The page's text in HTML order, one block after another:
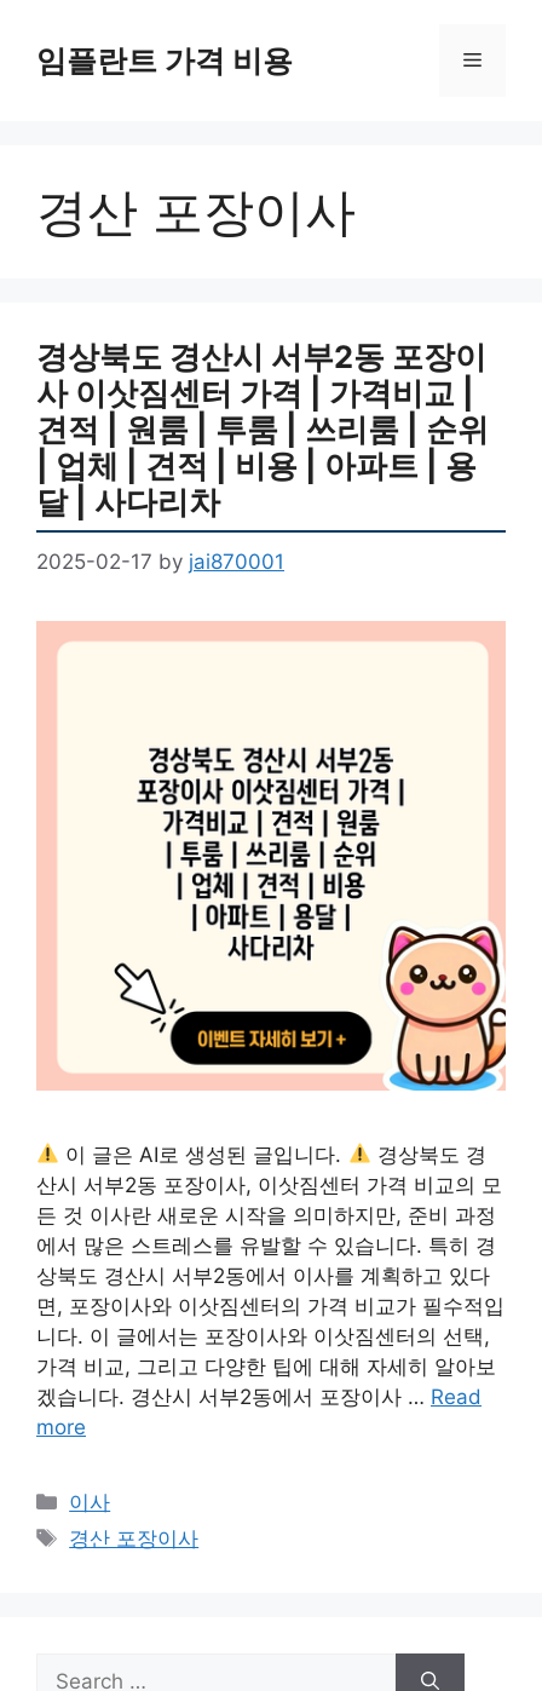
content임플란트 가격 비용 Menu
경산 포장이사
경상북도 경산시 서부2동 포장이
사 이삿짐센터 가격 | 가격비교 |
견적 | 원룸 | 투룸 | 쓰리룸 | 순위
| 업체 | 견적 | 비용 | 아파트 | 용
달 | 사다리차
2025-02-17 by jai870001
이 글은 AI로 생성된 글입니다.
경상북도 경
산시 서부2동 포장이사, 이삿짐센터 가격 비교의 모
든 것 이사란 새로운 시작을 의미하지만, 준비 과정
에서 많은 스트레스를 유발할 수 있습니다. 특히 경
상북도 경산시 서부2동에서 이사를 계획하고 있다
면, 포장이사와 이삿짐센터의 가격 비교가 필수적입
니다. 이 글에서는 포장이사와 이삿짐센터의 선택,
가격 비교, 그리고 다양한 팁에 대해 자세히 알아보
겠습니다. 경산시 서부2동에서 포장이사 … Read
more
Categories
이사
Tags
경산 포장이사